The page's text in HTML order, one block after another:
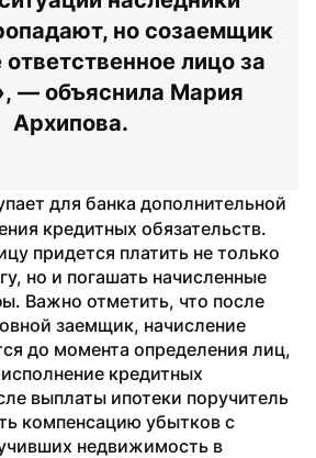
но созаемщик
лицо за
— объяснила Мария
Архипова.
для банка дополнительной
кредитных обязательств.
придется платить не только
но и погашать начисленные
Важно отметить, что после
заемщик, начисление
до момента определения лиц,
кредитных
выплаты ипотеки поручитель
компенсацию убытков с
недвижимость в